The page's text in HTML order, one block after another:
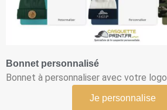
Bonnet personnalisé
Bonnet à personnaliser avec votre logo
Je personnalise